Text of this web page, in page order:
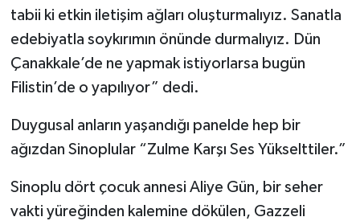
tabii ki etkin iletişim ağları oluşturmalıyız. Sanatla
edebiyatla soykırımın önünde durmalıyız. Dün
Çanakkale’de ne yapmak istiyorlarsa bugün
Filistin’de o yapılıyor” dedi.
Duygusal anların yaşandığı panelde hep bir
ağızdan Sinoplular “Zulme Karşı Ses Yükselttiler.”
Sinoplu dört çocuk annesi Aliye Gün, bir seher
vakti yüreğinden kalemine dökülen, Gazzeli